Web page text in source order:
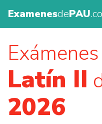
ExamenesdePAU
Latín II
2026